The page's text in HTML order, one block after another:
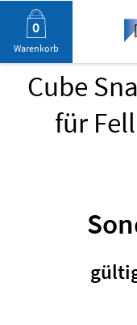
0
Warenkorb
Cube
für